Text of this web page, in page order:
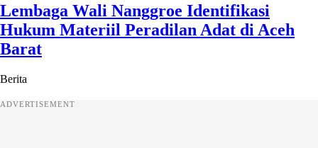
Lembaga Wali Nanggroe Identifikasi
Hukum Materiil Peradilan Adat di Aceh
Barat
Berita
ADVERTISEMENT